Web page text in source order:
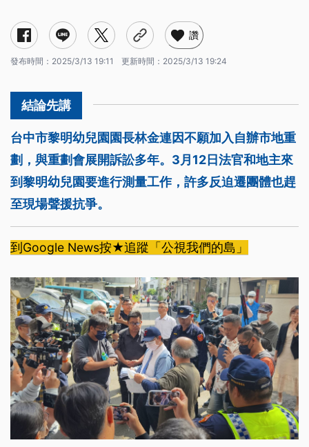
讚
發布時間： 2025/3/13 19:11 更新時間： 2025/3/13 19:24
台中市黎明幼兒園園長林金連因不願加入自辦市地重
劃，與重劃會展開訴訟多年。3月12日法官和地主來
到黎明幼兒園要進行測量工作，許多反迫遷團體也趕
至現場聲援抗爭。
到Google News按★追蹤「公視我們的島」